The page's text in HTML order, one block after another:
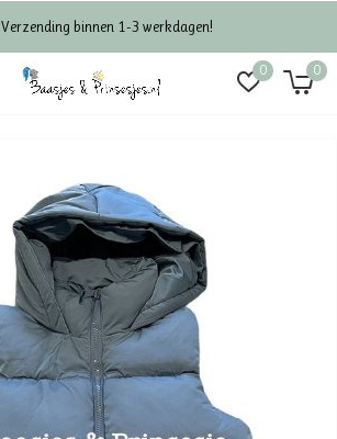
0 0
Verzending binnen 1-3 werkdagen!